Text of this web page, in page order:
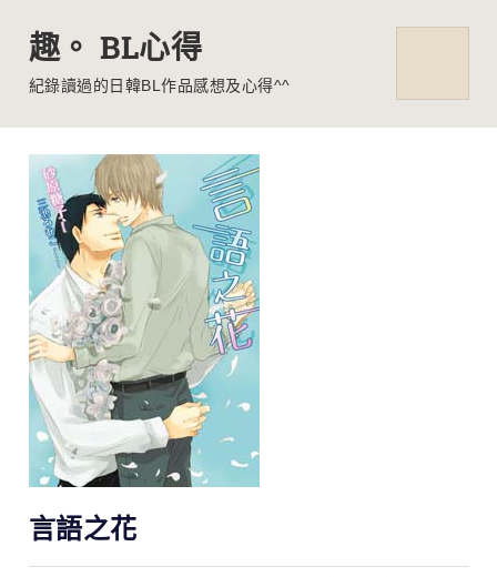
content
趣。 BL心得
紀錄讀過的日韓BL作品感想及心得^^
言語之花